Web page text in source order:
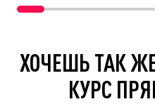
ХОЧЕШЬ ТАК
КУРС